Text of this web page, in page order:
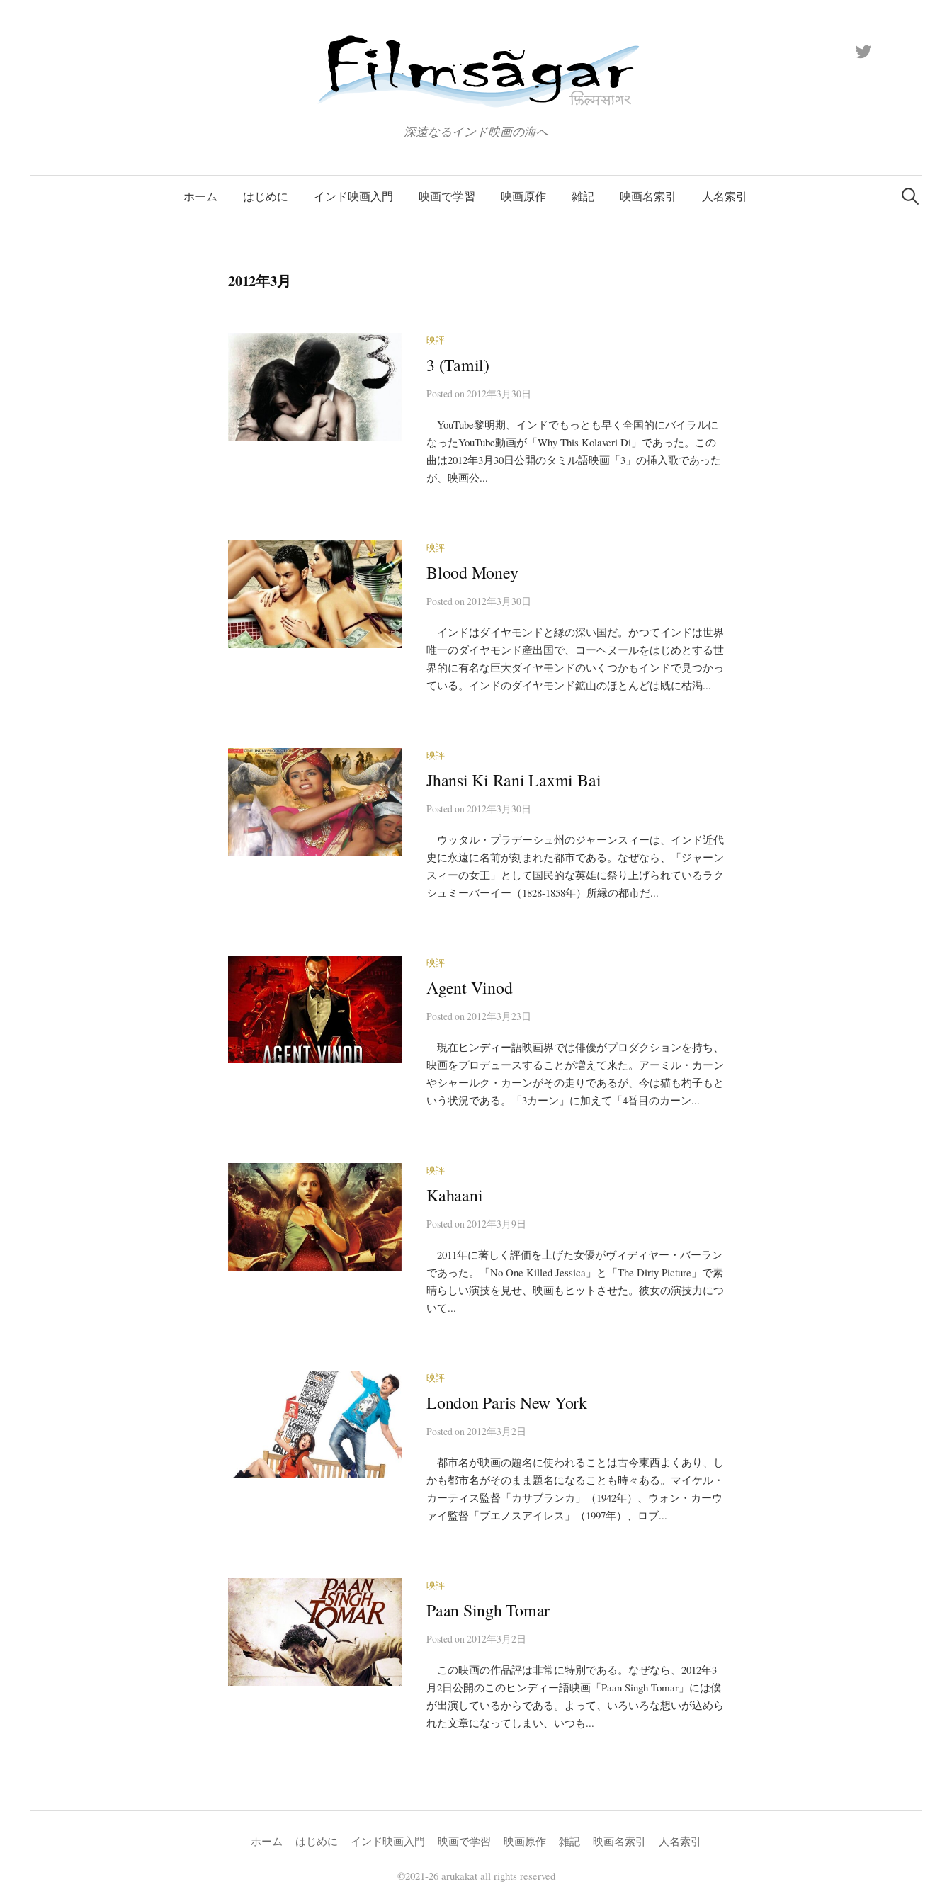
深遠なるインド映画の海へ
ホーム はじめに インド映画入門 映画で学習 映画原作 雑記 映画名索引 人名索引
検
索:
2012年3月
映評
3 (Tamil)
Postedon 2012年3月30日
YouTube黎明期、インドでもっとも早く全国的にバイラルに
なったYouTube動画が「Why This Kolaveri Di」であった。この
曲は2012年3月30日公開のタミル語映画「3」の挿入歌であった
が、映画公...
映評
Blood Money
Postedon 2012年3月30日
インドはダイヤモンドと縁の深い国だ。かつてインドは世界
唯一のダイヤモンド産出国で、コーヘヌールをはじめとする世
界的に有名な巨大ダイヤモンドのいくつかもインドで見つかっ
ている。インドのダイヤモンド鉱山のほとんどは既に枯渇...
映評
Jhansi Ki Rani Laxmi Bai
Postedon 2012年3月30日
ウッタル・プラデーシュ州のジャーンスィーは、インド近代
史に永遠に名前が刻まれた都市である。なぜなら、「ジャーン
スィーの女王」として国民的な英雄に祭り上げられているラク
シュミーバーイー（1828-1858年）所縁の都市だ...
映評
Agent Vinod
Postedon 2012年3月23日
現在ヒンディー語映画界では俳優がプロダクションを持ち、
映画をプロデュースすることが増えて来た。アーミル・カーン
やシャールク・カーンがその走りであるが、今は猫も杓子もと
いう状況である。「3カーン」に加えて「4番目のカーン...
映評
Kahaani
Postedon 2012年3月9日
2011年に著しく評価を上げた女優がヴィディヤー・バーラン
であった。「No One Killed Jessica」と「The Dirty Picture」で素
晴らしい演技を見せ、映画もヒットさせた。彼女の演技力につ
いて...
映評
London Paris New York
Postedon 2012年3月2日
都市名が映画の題名に使われることは古今東西よくあり、し
かも都市名がそのまま題名になることも時々ある。マイケル・
カーティス監督「カサブランカ」（1942年）、ウォン・カーウ
ァイ監督「ブエノスアイレス」（1997年）、ロブ...
映評
Paan Singh Tomar
Postedon 2012年3月2日
この映画の作品評は非常に特別である。なぜなら、2012年3
月2日公開のこのヒンディー語映画「Paan Singh Tomar」には僕
が出演しているからである。よって、いろいろな想いが込めら
れた文章になってしまい、いつも...
ホーム はじめに インド映画入門 映画で学習 映画原作 雑記 映画名索引 人名索引
©2021-26 arukakat all rights reserved